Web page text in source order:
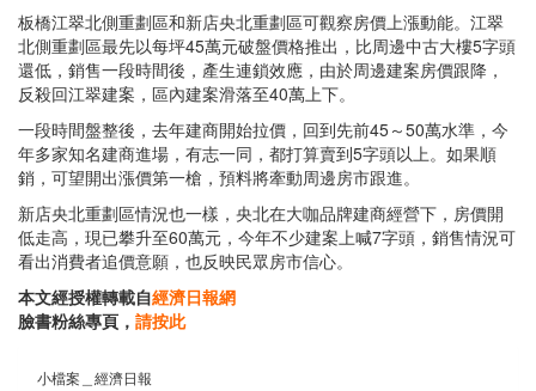
板橋江翠北側重劃區和新店央北重劃區可觀察房價上漲動能。江翠
北側重劃區最先以每坪45萬元破盤價格推出，比周邊中古大樓5字頭
還低，銷售一段時間後，產生連鎖效應，由於周邊建案房價跟降，
反殺回江翠建案，區內建案滑落至40萬上下。
一段時間盤整後，去年建商開始拉價，回到先前45～50萬水準，今
年多家知名建商進場，有志一同，都打算賣到5字頭以上。如果順
銷，可望開出漲價第一槍，預料將牽動周邊房市跟進。
新店央北重劃區情況也一樣，央北在大咖品牌建商經營下，房價開
低走高，現已攀升至60萬元，今年不少建案上喊7字頭，銷售情況可
看出消費者追價意願，也反映民眾房市信心。
本文經授權轉載自經濟日報網
臉書粉絲專頁， 請按此
小檔案＿經濟日報